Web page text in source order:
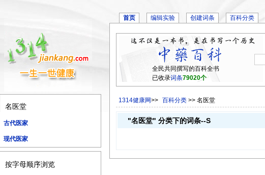
首页
编辑实验 创建词条 百科分类
全民共同撰写的百科全书
已收录词条79020个
名医堂
古代医家
现代医家
按字母顺序浏览
1314健康网>> 百科分类 >> 名医堂
"名医堂" 分类下的词条--S